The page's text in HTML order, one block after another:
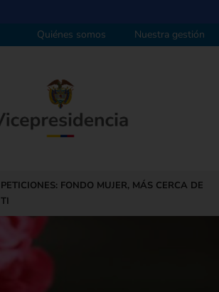
Quiénes somos Nuestra gestión
PETICIONES: FONDO MUJER, MÁS CERCA DE
TI